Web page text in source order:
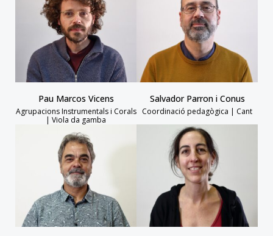
Pau Marcos Vicens
Agrupacions Instrumentals i Corals
| Viola da gamba
Salvador Parron i Conus
Coordinació pedagògica | Cant